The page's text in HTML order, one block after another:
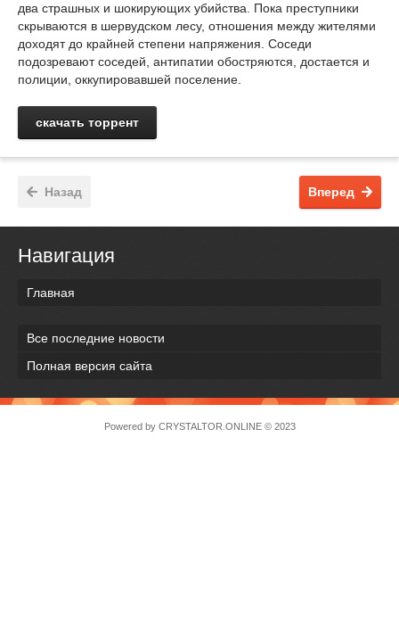
два страшных и шокирующих убийства. Пока преступники
скрываются в шервудском лесу, отношения между жителями
доходят до крайней степени напряжения. Соседи
подозревают соседей, антипатии обостряются, достается и
полиции, оккупировавшей поселение.
скачать торрент
Назад Вперед
Навигация
Главная
Все последние новости
Полная версия сайта
Powered by CRYSTALTOR.ONLINE© 2023